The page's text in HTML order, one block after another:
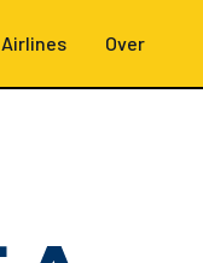
Airlines Over